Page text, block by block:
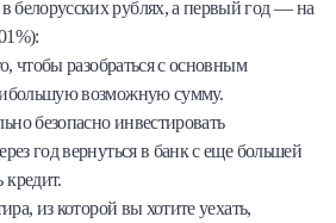
в белорусских рублях, а первый год — на
чтобы разобраться с основным
возможную сумму.
безопасно инвестировать
год вернуться в банк с еще большей
из которой вы хотите уехать,